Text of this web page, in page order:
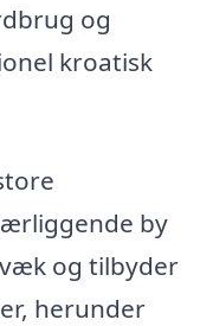
og
kroatisk
by
og tilbyder
herunder